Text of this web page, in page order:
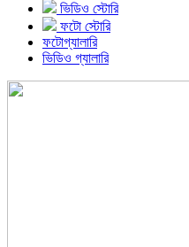
ভিডিও স্টোরি
ফটো স্টোরি
ফটোগ্যালারি
ভিডিও গ্যালারি